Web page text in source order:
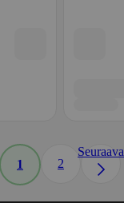
1 2
Seuraava